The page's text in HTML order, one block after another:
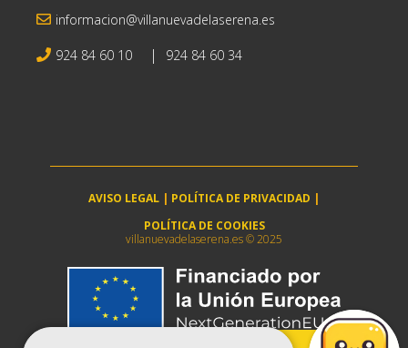
informacion@villanuevadelaserena.es
924 84 60 10 | 924 84 60 34
AVISO LEGAL | POLÍTICA DE PRIVACIDAD |
POLÍTICA DE COOKIES
villanuevadelaserena.es © 2025